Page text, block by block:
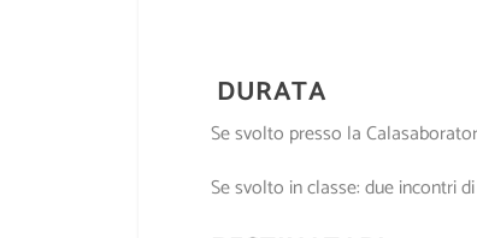
DURATA
Se svolto presso la
Se svolto in classe: due incontri